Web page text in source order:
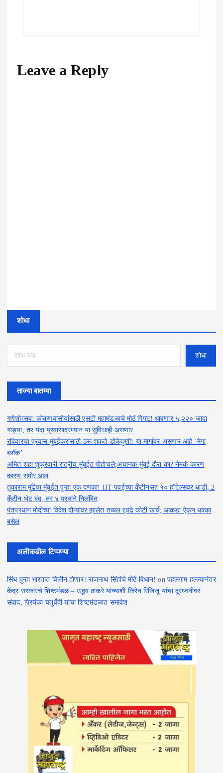
Leave a Reply
शोधा
शोधा
ताज्या बातम्या
गणेशोत्सव! कोकणवासीयांसाठी एसटी महामंडळाचे मोठं गिफ्ट! धावणार ५,२२० जादा
गाड्या; तर यंदा प्रवासादरम्यान या सुविधाही असणार
रविवारचा प्रवास मुंबईकरांसाठी ठरू शकते डोकेदुखी! या मार्गांवर असणार आहे ‘मेगा
ब्लॉक’
अमित शहा शुक्रवारी रात्रीच मुंबईत पोहोचले;अचानक मुंबई दौरा का? नेमकं कारण
कारण समोर आलं
तुकाराम मुंढेंचा मुंबईत पुन्हा एक दणका! IIT पवईच्या कँटीनसह १० हॉटेल्सवर धाडी, 2
कँटीन थेट बंद, तर ४ परवाने निलंबित
पंतप्रधान मोदींच्या विदेश दौऱ्यांवर झालेत तब्बल एवढे कोटी खर्च; आकडा ऐकून धक्का
बसेल
अलीकडील टिप्पण्या
सिंध पुन्हा भारतात विलीन होणार? राजनाथ सिंहांचे मोठे विधान! on पहलगाम हल्ल्यानंतर
केंद्र सरकारचे शिष्टमंडळ – उद्धव ठाकरे यांच्याशी किरेन रिजिजू यांचा दूरध्वनीवर
संवाद, प्रियंका चतुर्वेदी यांचा शिष्टमंडळात समावेश